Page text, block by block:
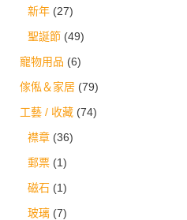
新年 (27)
聖誕節 (49)
寵物用品 (6)
傢俬＆家居 (79)
工藝 / 收藏 (74)
襟章 (36)
郵票 (1)
磁石 (1)
玻璃 (7)